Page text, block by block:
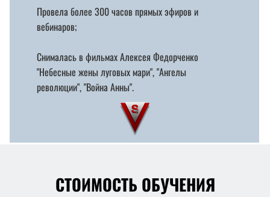
Провела более 300 часов прямых эфиров и
вебинаров;
Снималась в фильмах Алексея Федорченко
"Небесные жены луговых мари", "Ангелы
революции", "Война Анны".
СТОИМОСТЬ ОБУЧЕНИЯ